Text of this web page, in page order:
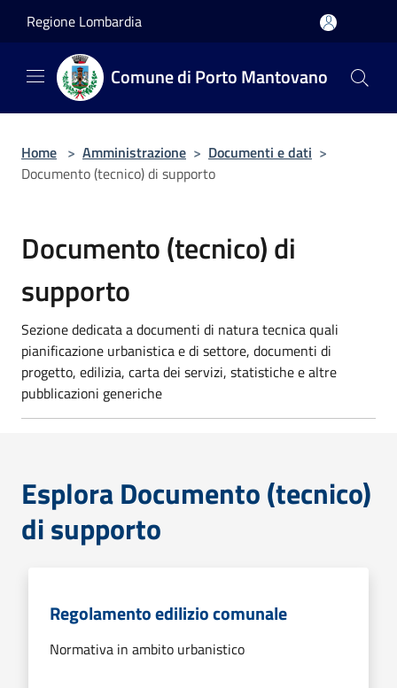
Regione Lombardia
Comune di Porto Mantovano
Home > Amministrazione > Documenti e dati >
Documento (tecnico) di supporto
Documento (tecnico) di
supporto
Sezione dedicata a documenti di natura tecnica quali
pianificazione urbanistica e di settore, documenti di
progetto, edilizia, carta dei servizi, statistiche e altre
pubblicazioni generiche
Esplora Documento (tecnico)
di supporto
Regolamento edilizio comunale
Normativa in ambito urbanistico